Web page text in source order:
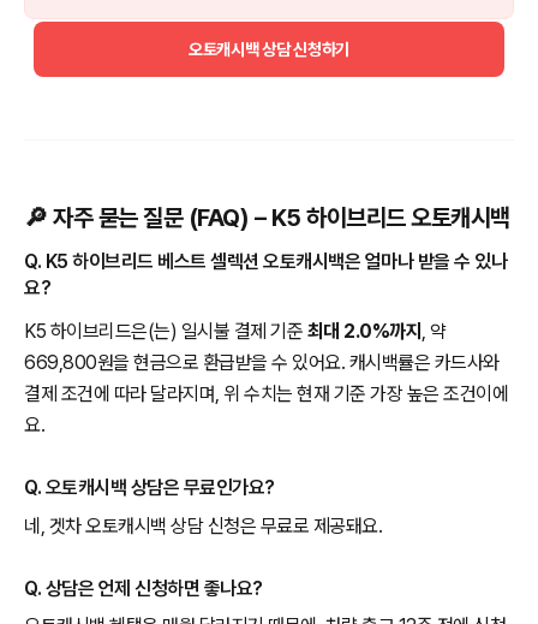
오토캐시백 상담 신청하기
🔎 자주 묻는 질문 (FAQ) – K5 하이브리드 오토캐시백
Q. K5 하이브리드 베스트 셀렉션 오토캐시백은 얼마나 받을 수 있나
요?
K5 하이브리드은(는) 일시불 결제 기준 최대 2.0%까지 , 약
669,800원을 현금으로 환급받을 수 있어요. 캐시백률은 카드사와
결제 조건에 따라 달라지며, 위 수치는 현재 기준 가장 높은 조건이에
요.
Q. 오토캐시백 상담은 무료인가요?
네, 겟차 오토캐시백 상담 신청은 무료로 제공돼요.
Q. 상담은 언제 신청하면 좋나요?